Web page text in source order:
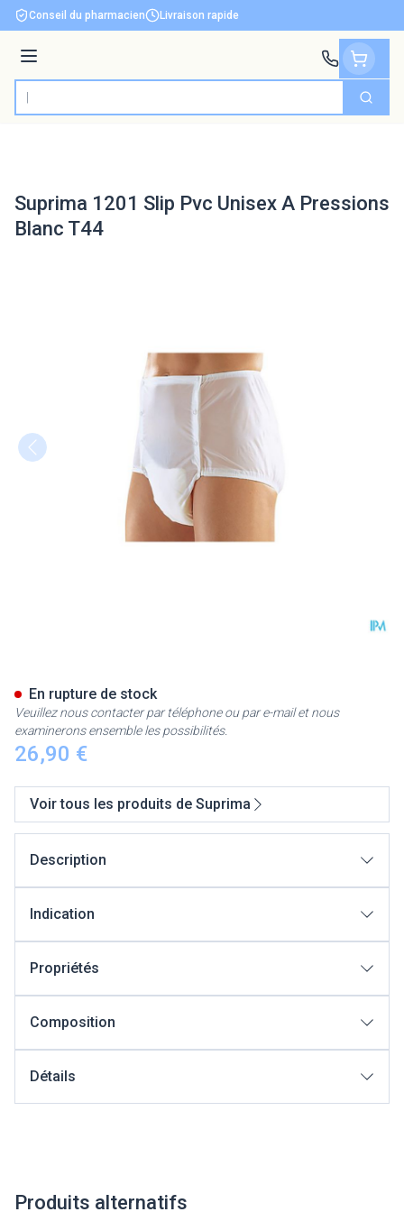
Aller au contenu
Conseil du pharmacien Livraison rapide
Menu
Rechercher
Suprima 1201 Slip Pvc Unisex A Pressions
Blanc T44
26,90 €
En rupture de stock
Veuillez nous contacter par téléphone ou par e-mail et nous
examinerons ensemble les possibilités.
Voir tous les produits de Suprima
Description
Indication
Propriétés
Composition
Détails
Produits alternatifs